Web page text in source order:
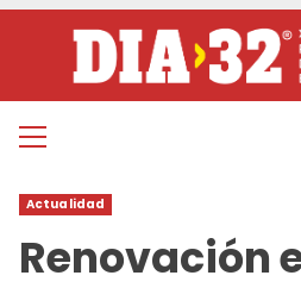
contenido
Menú
Actualidad
Renovación